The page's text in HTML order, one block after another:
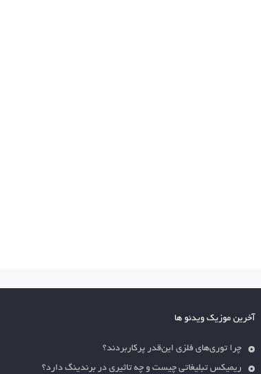
آخرین موزیک ویدئو ها
چرا توری‌های فلزی این‌قدر پرکاربردند؟
ریمیکس تبلیغاتی چیست و چه تاثیری در برندینگ دارد؟